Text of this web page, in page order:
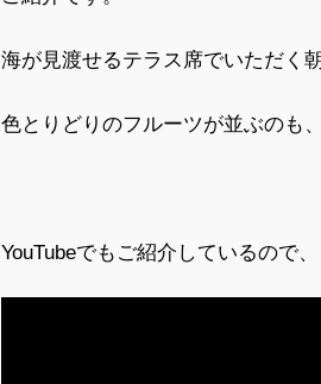
海が見渡せるテラス席でいただく
色とりどりのフルーツが並ぶのも
YouTubeでもご紹介しているので